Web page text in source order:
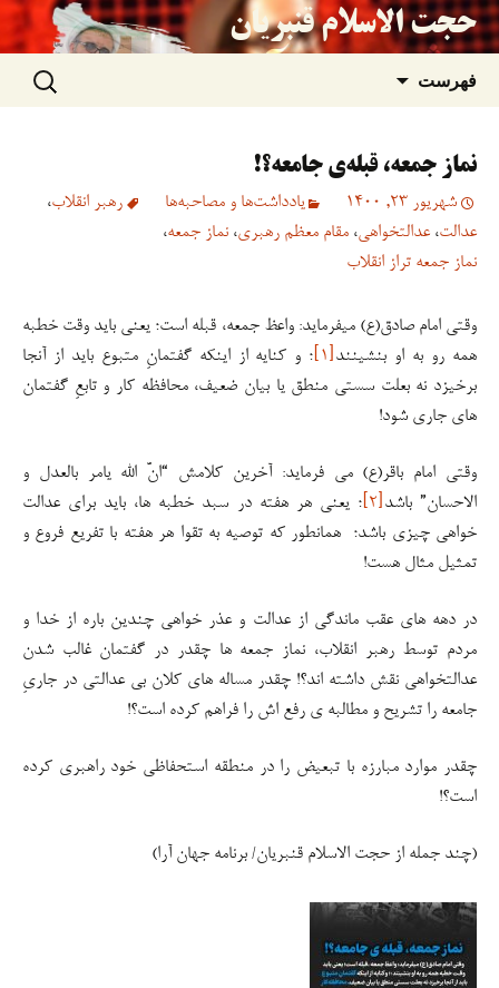
حجت الاسلام قنبریان
فهرست
نوشته‌ها
جستجو
برای:
نماز جمعه، قبله‌ی جامعه؟!
شهریور 23, 1400 یادداشت‌ها و مصاحبه‌ها رهبر انقلاب،
عدالت، عدالتخواهی، مقام معظم رهبری، نماز جمعه،
نماز جمعه تراز انقلاب
وقتی امام صادق(ع) میفرماید: واعظ جمعه، قبله است؛ یعنی باید وقت خطبه
همه رو به او بنشینند[۱]
؛ و کنایه از اینکه گفتمانِ متبوع باید از آنجا
برخیزد نه بعلت سستی منطق یا بیان ضعیف، محافظه کار و تابعِ گفتمان
های جاری شود!
وقتی امام باقر(ع) می فرماید: آخرین کلامش “انَّ الله یامر بالعدل و
الاحسان” باشد[۲]
؛ یعنی هر هفته در سبد خطبه ها، باید برای عدالت
خواهی چیزی باشد؛ همانطور که توصیه به تقوا هر هفته با تفریع فروع و
تمثیل مثال هست!
در دهه های عقب ماندگی از عدالت و عذر خواهی چندین باره از خدا و
مردم توسط رهبر انقلاب، نماز جمعه ها چقدر در گفتمان غالب شدن
عدالتخواهی نقش داشته اند؟! چقدر مساله های کلان بی عدالتی در جاریِ
جامعه را تشریح و مطالبه ی رفع اش را فراهم کرده است؟!
چقدر موارد مبارزه با تبعیض را در منطقه استحفاظی خود راهبری کرده
است؟!
(چند جمله از حجت الاسلام قنبریان/ برنامه جهان آرا)